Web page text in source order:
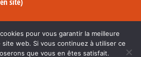
site)
pour vous garantir la meilleure
web. Si vous continuez à utiliser ce
que vous en êtes satisfait.